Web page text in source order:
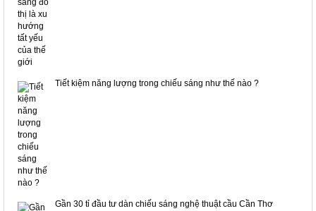
Tiết kiệm năng lượng trong chiếu sáng như thế nào ?
Gần 30 tỉ đầu tư dàn chiếu sáng nghệ thuật cầu Cần Thơ